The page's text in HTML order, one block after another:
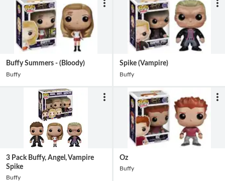
Buffy Summers - (Bloody)
Buffy
Spike (Vampire)
Buffy
3 Pack Buffy, Angel, Vampire
Spike
Buffy
Oz
Buffy